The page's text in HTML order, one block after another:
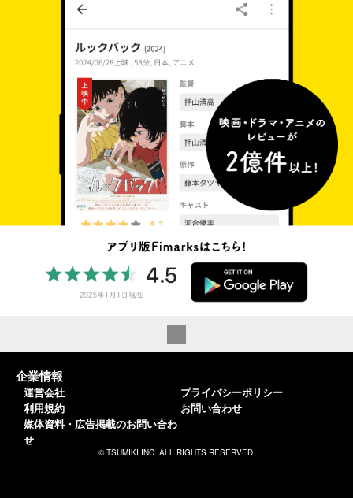
企業情報
運営会社
利用規約
媒体資料・広告掲載のお問い合わ
せ
プライバシーポリシー
お問い合わせ
© TSUMIKI INC. ALL RIGHTS RESERVED.